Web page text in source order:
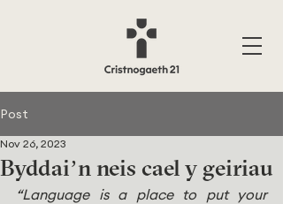
Post
Byddai’n neis cael y geiriau
Nov 26, 2023
“Language is a place to put your